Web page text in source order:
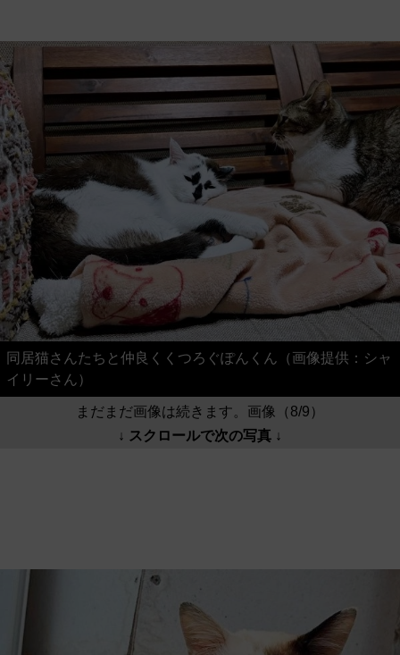
同居猫さんたちと仲良くくつろぐぽんくん（画像提供：シャ
イリーさん）
まだまだ画像は続きます。画像（8/9）
↓ スクロールで次の写真 ↓